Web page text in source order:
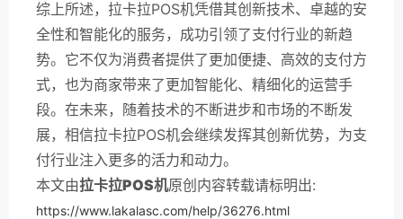
综上所述，拉卡拉POS机凭借其创新技术、卓越的安
全性和智能化的服务，成功引领了支付行业的新趋
势。它不仅为消费者提供了更加便捷、高效的支付方
式，也为商家带来了更加智能化、精细化的运营手
段。在未来，随着技术的不断进步和市场的不断发
展，相信拉卡拉POS机会继续发挥其创新优势，为支
付行业注入更多的活力和动力。
本文由拉卡拉POS机原创内容转载请标明出:
https://www.lakalasc.com/help/36276.html